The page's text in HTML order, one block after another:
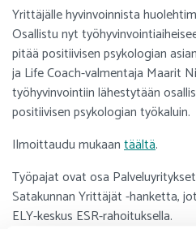
Yrittäjälle hyvinvoinnista
Osallistu nyt
pitää positiivisen psykologian
ja Life Coach-valmentaja Maarit
työhyvinvointiin lähestytään
positiivisen psykologian työkaluin.
Ilmoittaudu mukaantäältä.
Työpajat ovat osa
Satakunnan Yrittäjät -hanketta,
ELY-keskus ESR-rahoituksella.